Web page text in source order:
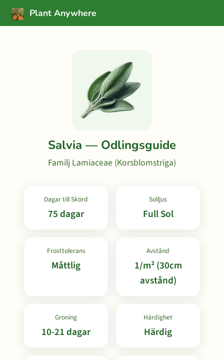
Plant Anywhere
Salvia — Odlingsguide
Familj Lamiaceae (Korsblomstriga)
Dagar till Skörd
75 dagar
Solljus
Full Sol
Frosttolerans
Måttlig
Avstånd
1/m² (30cm
avstånd)
Groning
10-21 dagar
Härdighet
Härdig